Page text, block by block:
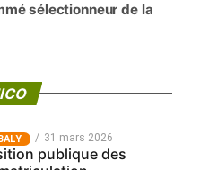
sélectionneur de la
31 mars 2026
publique des